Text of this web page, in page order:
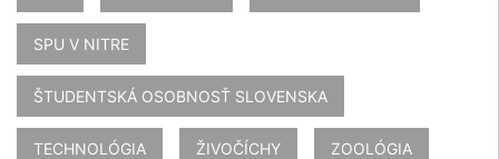
SPU V NITRE
ŠTUDENTSKÁ OSOBNOSŤ SLOVENSKA
TECHNOLÓGIA ŽIVOČÍCHY ZOOLÓGIA